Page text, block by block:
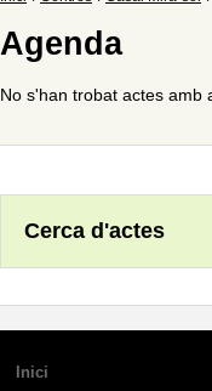
Agenda
No s'han trobat actes amb
Cerca d'actes
Inici